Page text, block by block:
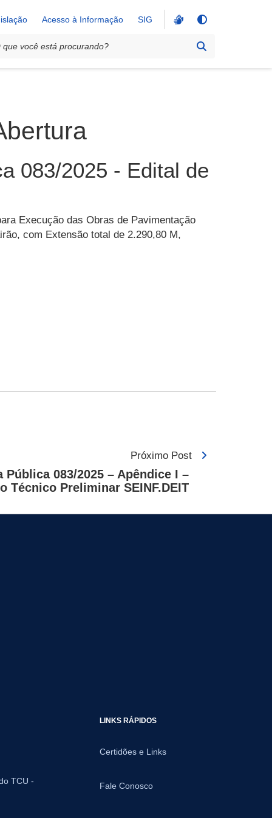
Acesso à Informação SIG
083/2025 - Edital de
Execução das Obras de Pavimentação
com Extensão total de 2.290,80 ​M,
Próximo Post
Pública 083/2025 – Apêndice I –
Técnico Preliminar SEINF.DEIT
TCU -
LINKS RÁPIDOS
Certidões e Links
Fale Conosco